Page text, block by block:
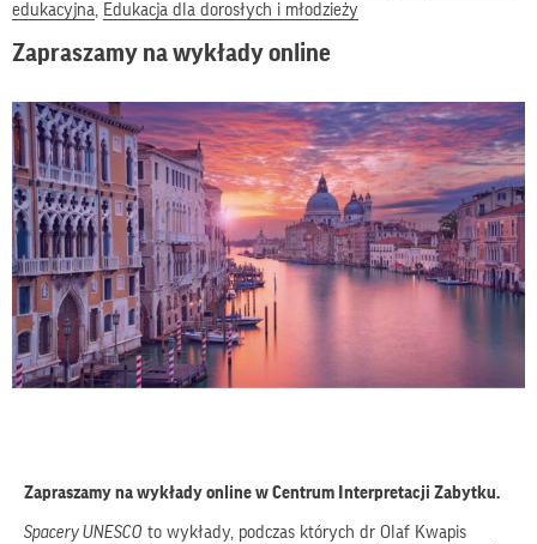
edukacyjna, Edukacja dla dorosłych i młodzieży
Zapraszamy na wykłady online
Zapraszamy na wykłady online w Centrum Interpretacji Zabytku.
Spacery UNESCO to wykłady, podczas których dr Olaf Kwapis